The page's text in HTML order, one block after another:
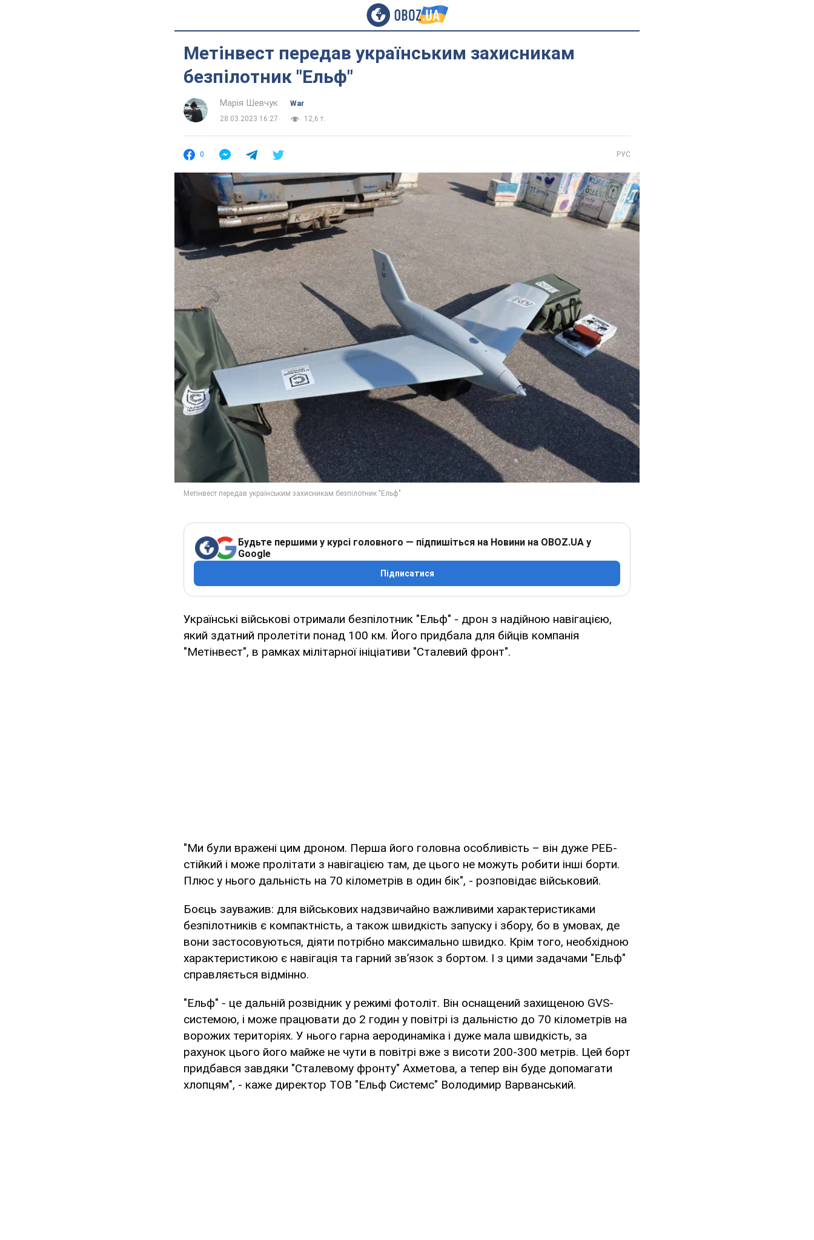
Метінвест передав українським захисникам
безпілотник "Ельф"
Марія Шевчук
War
28.03.2023 16:27
12,6 т.
0 РУС
Будьте першими у курсі головного — підпишіться на Новини на OBOZ.UA у
Google
Підписатися
Українські військові отримали безпілотник "Ельф" - дрон з надійною навігацією,
який здатний пролетіти понад 100 км. Його придбала для бійців компанія
"Метінвест", в рамках мілітарної ініціативи "Сталевий фронт".
"Ми були вражені цим дроном. Перша його головна особливість – він дуже РЕБ-
стійкий і може пролітати з навігацією там, де цього не можуть робити інші борти.
Плюс у нього дальність на 70 кілометрів в один бік", - розповідає військовий.
Боєць зауважив: для військових надзвичайно важливими характеристиками
безпілотників є компактність, а також швидкість запуску і збору, бо в умовах, де
вони застосовуються, діяти потрібно максимально швидко. Крім того, необхідною
характеристикою є навігація та гарний зв’язок з бортом. І з цими задачами "Ельф"
справляється відмінно.
"Ельф" - це дальній розвідник у режимі фотоліт. Він оснащений захищеною GVS-
системою, і може працювати до 2 годин у повітрі із дальністю до 70 кілометрів на
ворожих територіях. У нього гарна аеродинаміка і дуже мала швидкість, за
рахунок цього його майже не чути в повітрі вже з висоти 200-300 метрів. Цей борт
придбався завдяки "Сталевому фронту" Ахметова, а тепер він буде допомагати
хлопцям", - каже директор ТОВ "Ельф Системс" Володимир Варванський.